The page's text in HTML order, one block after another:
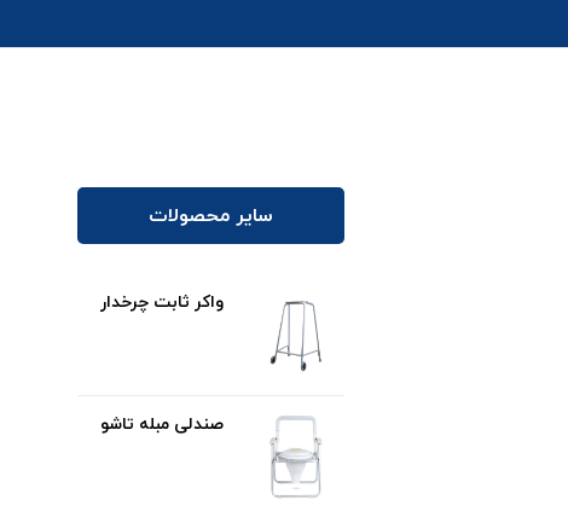
سایر محصولات
واکر ثابت چرخدار
صندلی مبله تاشو